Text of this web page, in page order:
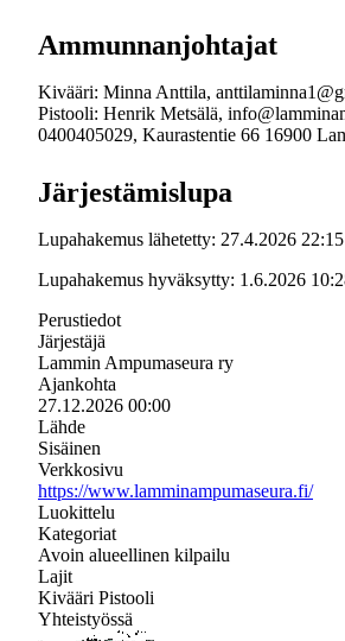
Ammunnanjohtajat
Kivääri: Minna Anttila,
Pistooli: Henrik Metsälä,
0400405029, Kaurastentie 66 16900
Järjestämislupa
Lupahakemus lähetetty: 27.4.2026 22:15
Lupahakemus hyväksytty: 1.6.2026
Perustiedot
Järjestäjä
Lammin Ampumaseura ry
Ajankohta
27.12.2026 00:00
Lähde
Sisäinen
Verkkosivu
https://www.lamminampumaseura.fi/
Luokittelu
Kategoriat
Avoin alueellinen kilpailu
Lajit
Kivääri Pistooli
Yhteistyössä